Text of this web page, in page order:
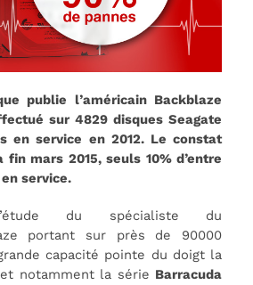
publie l’américain Backblaze
sur 4829 disques Seagate
en service en 2012. Le constat
mars 2015, seuls 10% d’entre
service.
du spécialiste du
portant sur près de 90000
capacité pointe du doigt la
notamment la série Barracuda